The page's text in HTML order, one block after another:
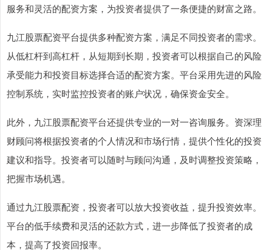
服务和灵活的配资方案，为投资者提供了一条便捷的财富之路。
九江股票配资平台提供多种配资方案，满足不同投资者的需求。
从低杠杆到高杠杆，从短期到长期，投资者可以根据自己的风险
承受能力和投资目标选择合适的配资方案。平台采用先进的风险
控制系统，实时监控投资者的账户状况，确保资金安全。
此外，九江股票配资平台还提供专业的一对一咨询服务。资深理
财顾问将根据投资者的个人情况和市场行情，提供个性化的投资
建议和指导。投资者可以随时与顾问沟通，及时调整投资策略，
把握市场机遇。
通过九江股票配资，投资者可以放大投资收益，提升投资效率。
平台的低手续费和灵活的还款方式，进一步降低了投资者的成
本，提高了投资回报率。